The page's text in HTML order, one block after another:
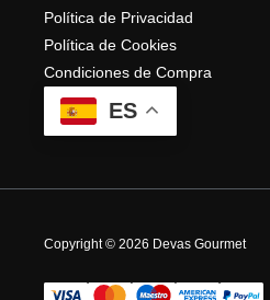
Política de Privacidad
Política de Cookies
Condiciones de Compra
ES
Copyright © 2026 Devas Gourmet